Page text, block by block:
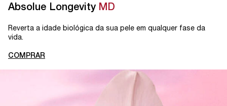
Absolue Longevity MD
Reverta a idade biológica da sua pele em qualquer fase da
vida.
COMPRAR